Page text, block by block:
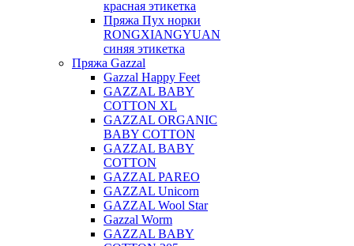
красная этикетка
Пряжа Пух норки
RONGXIANGYUAN
синяя этикетка
Пряжа Gazzal
Gazzal Happy Feet
GAZZAL BABY
COTTON XL
GAZZAL ORGANIC
BABY COTTON
GAZZAL BABY
COTTON
GAZZAL PAREO
GAZZAL Unicorn
GAZZAL Wool Star
Gazzal Worm
GAZZAL BABY